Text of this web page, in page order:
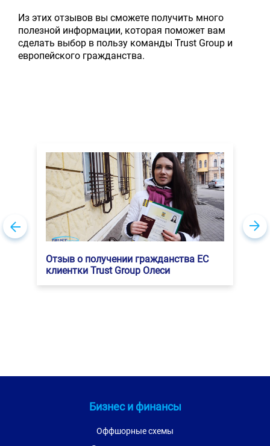
Из этих отзывов вы сможете получить много
полезной информации, которая поможет вам
сделать выбор в пользу команды Trust Group и
европейского гражданства.
Отзыв о получении гражданства
Евросоюза клиентки Trust Group Елены
Отзыв о получении гражданства ЕС
клиентки Trust Group Олеси
Отзыв о получении гражданства
Румынии клиента Trust Group
Бизнес и финансы
Оффшорные схемы